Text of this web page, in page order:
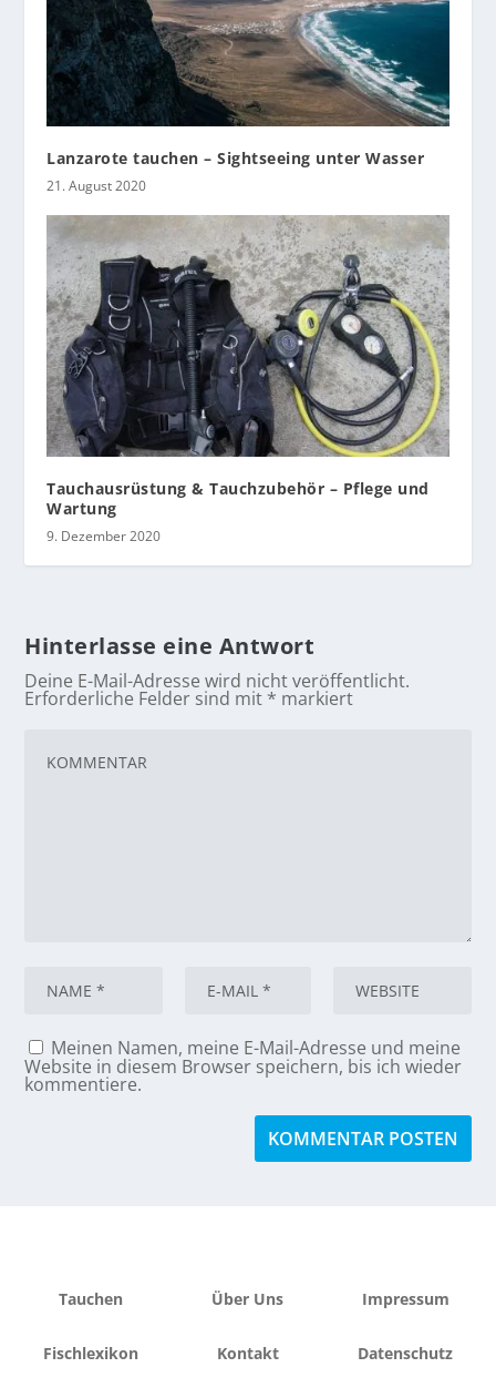
Lanzarote tauchen – Sightseeing unter Wasser
21. August 2020
Tauchausrüstung & Tauchzubehör – Pflege und
Wartung
9. Dezember 2020
Hinterlasse eine Antwort
Deine E-Mail-Adresse wird nicht veröffentlicht.
Erforderliche Felder sind mit * markiert
Meinen Namen, meine E-Mail-Adresse und meine
Website in diesem Browser speichern, bis ich wieder
kommentiere.
Tauchen
Fischlexikon
Über Uns
Kontakt
Impressum
Datenschutz